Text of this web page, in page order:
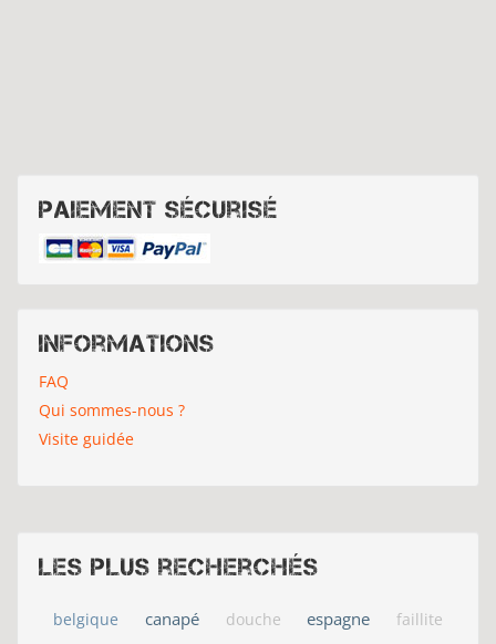
Paiement sécurisé
Informations
FAQ
Qui sommes-nous ?
Visite guidée
Les plus recherchés
belgique canapé douche espagne faillite